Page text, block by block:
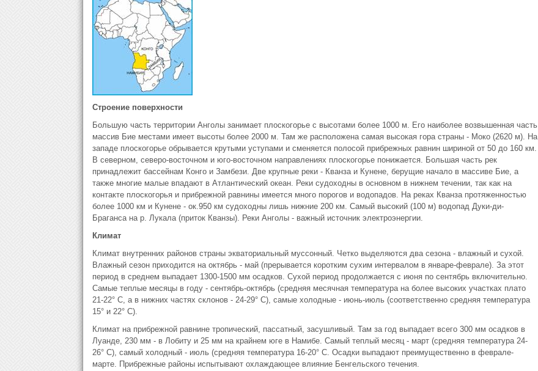
Строение поверхности
Большую часть территории Анголы занимает плоскогорье с высотами более 1000 м. Его наиболее возвышенная часть
массив Бие местами имеет высоты более 2000 м. Там же расположена самая высокая гора страны - Моко (2620 м). На
западе плоскогорье обрывается крутыми уступами и сменяется полосой прибрежных равнин шириной от 50 до 160 км.
В северном, северо-восточном и юго-восточном направлениях плоскогорье понижается. Большая часть рек
принадлежит бассейнам Конго и Замбези. Две крупные реки - Кванза и Кунене, берущие начало в массиве Бие, а
также многие малые впадают в Атлантический океан. Реки судоходны в основном в нижнем течении, так как на
контакте плоскогорья и прибрежной равнины имеется много порогов и водопадов. На реках Кванза протяженностью
более 1000 км и Кунене - ок.950 км судоходны лишь нижние 200 км. Самый высокий (100 м) водопад Дуки-ди-
Браганса на р. Лукала (приток Кванзы). Реки Анголы - важный источник электроэнергии.
Климат
Климат внутренних районов страны экваториальный муссонный. Четко выделяются два сезона - влажный и сухой.
Влажный сезон приходится на октябрь - май (прерывается коротким сухим интервалом в январе-феврале). За этот
период в среднем выпадает 1300-1500 мм осадков. Сухой период продолжается с июня по сентябрь включительно.
Самые теплые месяцы в году - сентябрь-октябрь (средняя месячная температура на более высоких участках плато
21-22° С, а в нижних частях склонов - 24-29° С), самые холодные - июнь-июль (соответственно средняя температура
15° и 22° С).
Климат на прибрежной равнине тропический, пассатный, засушливый. Там за год выпадает всего 300 мм осадков в
Луанде, 230 мм - в Лобиту и 25 мм на крайнем юге в Намибе. Самый теплый месяц - март (средняя температура 24-
26° С), самый холодный - июль (средняя температура 16-20° С. Осадки выпадают преимущественно в феврале-
марте. Прибрежные районы испытывают охлаждающее влияние Бенгельского течения.